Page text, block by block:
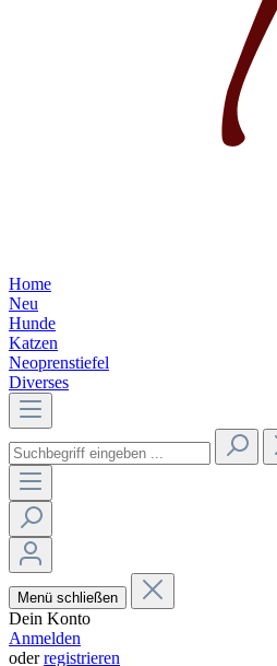
Home
Neu
Hunde
Katzen
Neoprenstiefel
Diverses
Menü schließen
Dein Konto
Anmelden
oderregistrieren